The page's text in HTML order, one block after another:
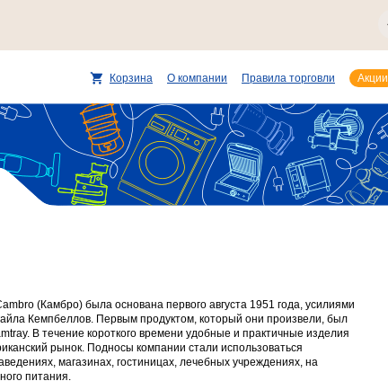
(Камбро) была основана первого августа 1951 года, усилиями
Кемпбеллов. Первым продуктом, который они произвели, был
В течение короткого времени удобные и практичные изделия
рынок. Подносы компании стали использоваться
магазинах, гостиницах, лечебных учреждениях, на
питания.
Корзина О компании Правила торговли Акции